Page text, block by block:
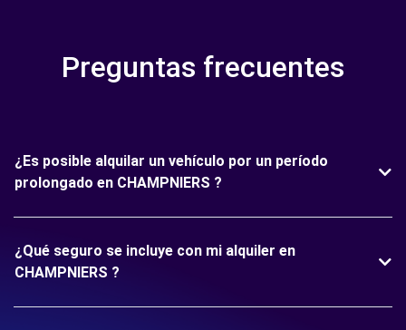
Preguntas frecuentes
¿Es posible alquilar un vehículo por un período
prolongado en CHAMPNIERS ?
¿Qué seguro se incluye con mi alquiler en
CHAMPNIERS ?